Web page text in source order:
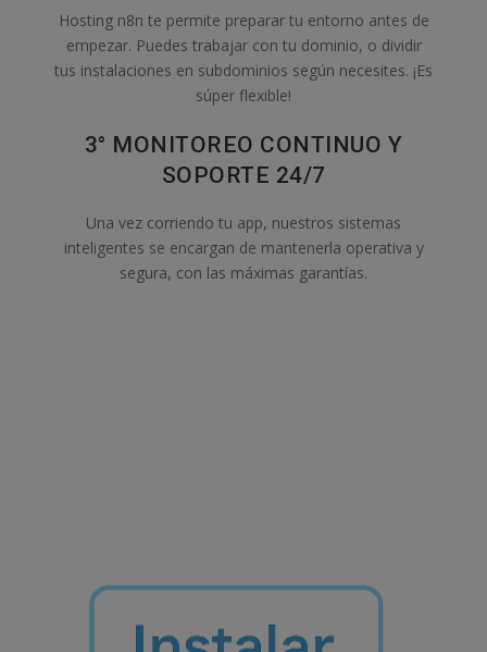
Hosting n8n te permite preparar tu entorno antes de
empezar. Puedes trabajar con tu dominio, o dividir
tus instalaciones en subdominios según necesites. ¡Es
súper flexible!
3° MONITOREO CONTINUO Y
SOPORTE 24/7
Una vez corriendo tu app, nuestros sistemas
inteligentes se encargan de mantenerla operativa y
segura, con las máximas garantías.